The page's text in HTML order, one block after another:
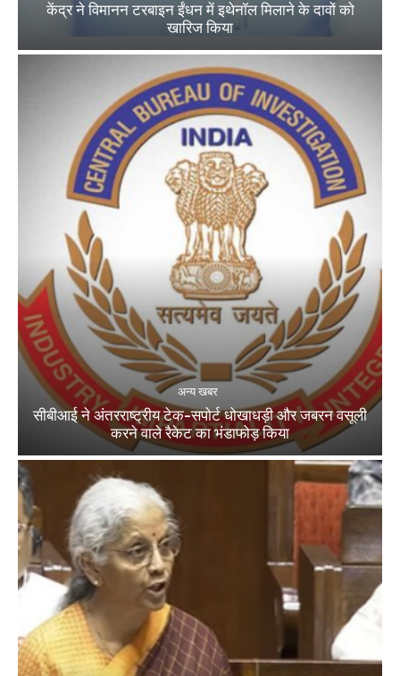
केंद्र ने विमानन टरबाइन ईंधन में इथेनॉल मिलाने के दावों को
खारिज किया
अन्य खबर
सीबीआई ने अंतरराष्ट्रीय टेक-सपोर्ट धोखाधड़ी और जबरन वसूली
करने वाले रैकेट का भंडाफोड़ किया